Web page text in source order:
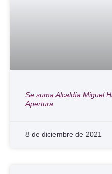
Se suma Alcaldía Miguel
Apertura
8 de diciembre de 2021